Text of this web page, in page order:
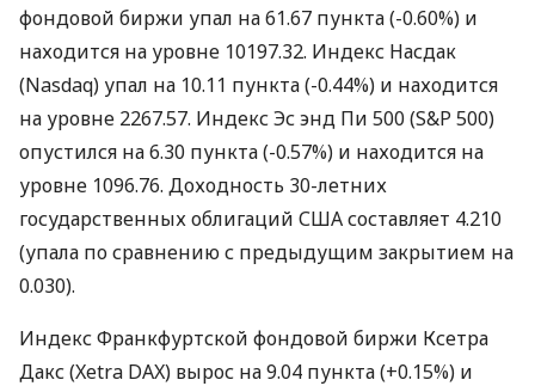
фондовой биржи упал на 61.67 пункта (-0.60%) и
находится на уровне 10197.32. Индекс Насдак
(Nasdaq) упал на 10.11 пункта (-0.44%) и находится
на уровне 2267.57. Индекс Эс энд Пи 500 (S&P 500)
опустился на 6.30 пункта (-0.57%) и находится на
уровне 1096.76. Доходность 30-летних
государственных облигаций США составляет 4.210
(упала по сравнению с предыдущим закрытием на
0.030).
Индекс Франкфуртской фондовой биржи Ксетра
Дакс (Xetra DAX) вырос на 9.04 пункта (+0.15%) и